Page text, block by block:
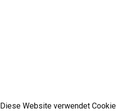
Diese Website verwendet